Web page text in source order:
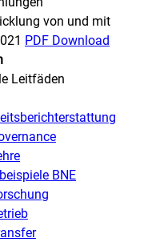
von und mit
PDF Download
Leitfäden
BNE